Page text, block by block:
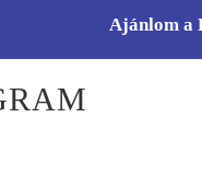
Ajánlom a